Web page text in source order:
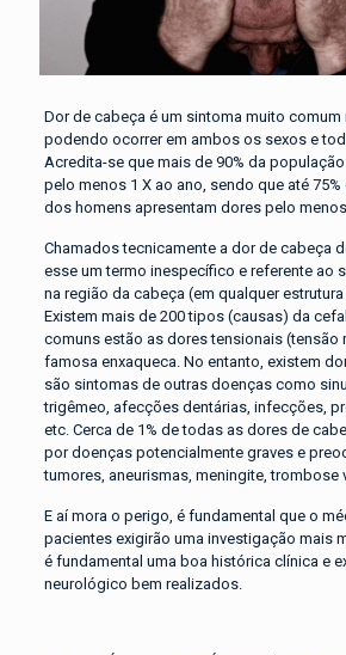
Dor de cabeça é um sintoma muito comum
podendo ocorrer em ambos os sexos e
Acredita-se que mais de 90% da
pelo menos 1 X ao ano, sendo que até 75%
dos homens apresentam dores pelo menos
Chamados tecnicamente a dor de cabeça
esse um termo inespecífico e referente ao
na região da cabeça (em qualquer
Existem mais de 200 tipos (causas) da
comuns estão as dores tensionais (tensão
famosa enxaqueca. No entanto, existem
são sintomas de outras doenças como
trigêmeo, afecções dentárias, infecções,
etc. Cerca de 1% de todas as dores de
por doenças potencialmente graves e
tumores, aneurismas, meningite, trombose
E aí mora o perigo, é fundamental que o
pacientes exigirão uma investigação mais
é fundamental uma boa histórica clínica e
neurológico bem realizados.